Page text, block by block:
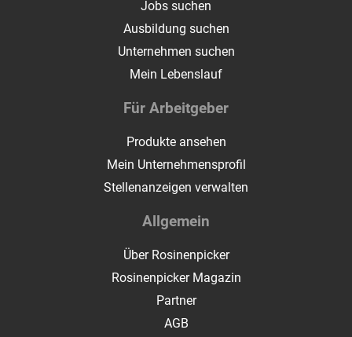
Jobs suchen
Ausbildung suchen
Unternehmen suchen
Mein Lebenslauf
Für Arbeitgeber
Produkte ansehen
Mein Unternehmensprofil
Stellenanzeigen verwalten
Allgemein
Über Rosinenpicker
Rosinenpicker Magazin
Partner
AGB